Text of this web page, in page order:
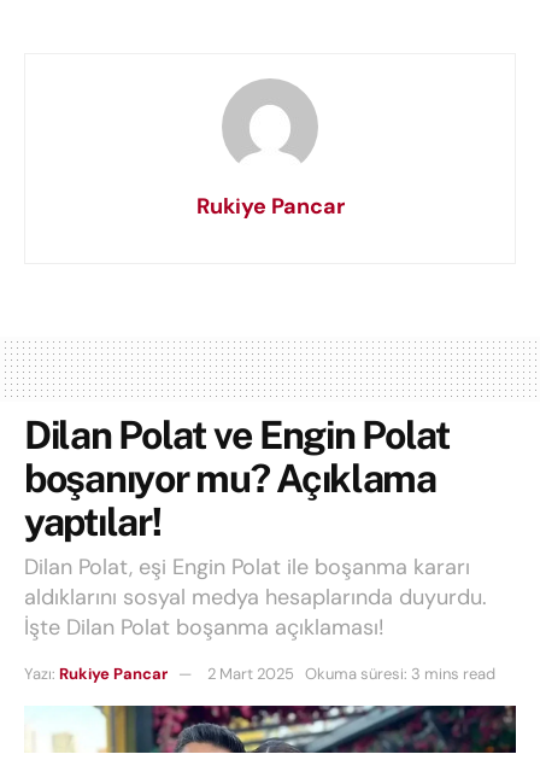
Rukiye Pancar
Dilan Polat ve Engin Polat
boşanıyor mu? Açıklama
yaptılar!
Dilan Polat, eşi Engin Polat ile boşanma kararı
aldıklarını sosyal medya hesaplarında duyurdu.
İşte Dilan Polat boşanma açıklaması!
Yazı: Rukiye Pancar 2 Mart 2025 Okuma süresi: 3 mins read